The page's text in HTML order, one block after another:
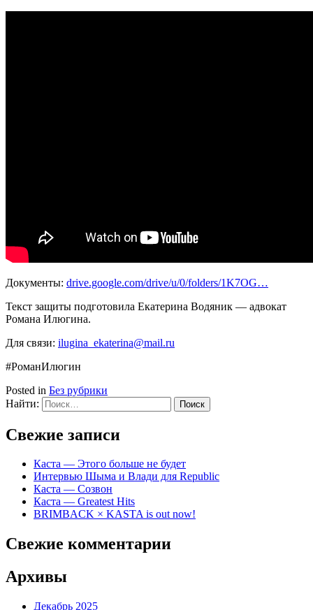
Документы: drive.google.com/drive/u/0/folders/1K7OG…
Текст защиты подготовила Екатерина Водяник — адвокат
Романа Илюгина.
Для связи: ilugina_ekaterina@mail.ru
#РоманИлюгин
Posted in Без рубрики
Найти:
Свежие записи
Каста — Этого больше не будет
Интервью Шыма и Влади для Republic
Каста — Созвон
Каста — Greatest Hits
BRIMBACK × KASTA is out now!
Свежие комментарии
Архивы
Декабрь 2025